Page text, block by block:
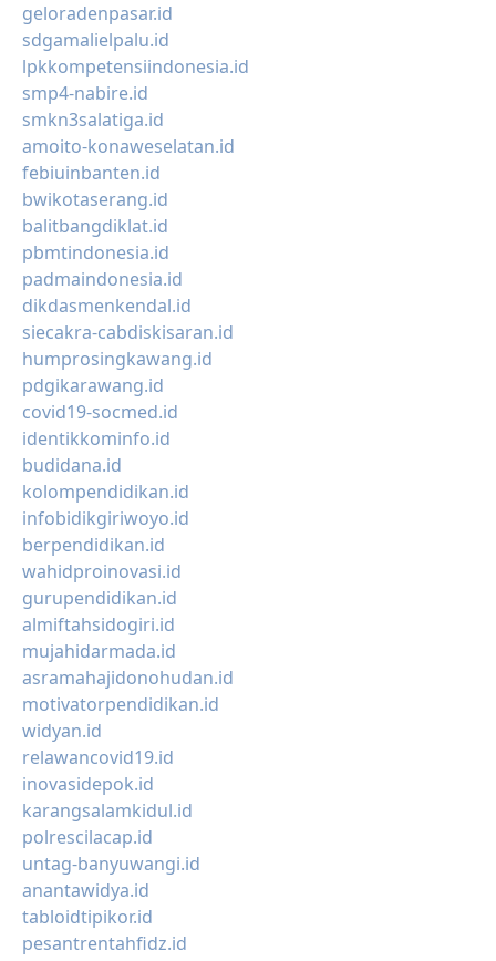
geloradenpasar.id
sdgamalielpalu.id
lpkkompetensiindonesia.id
smp4-nabire.id
smkn3salatiga.id
amoito-konaweselatan.id
febiuinbanten.id
bwikotaserang.id
balitbangdiklat.id
pbmtindonesia.id
padmaindonesia.id
dikdasmenkendal.id
siecakra-cabdiskisaran.id
humprosingkawang.id
pdgikarawang.id
covid19-socmed.id
identikkominfo.id
budidana.id
kolompendidikan.id
infobidikgiriwoyo.id
berpendidikan.id
wahidproinovasi.id
gurupendidikan.id
almiftahsidogiri.id
mujahidarmada.id
asramahajidonohudan.id
motivatorpendidikan.id
widyan.id
relawancovid19.id
inovasidepok.id
karangsalamkidul.id
polrescilacap.id
untag-banyuwangi.id
anantawidya.id
tabloidtipikor.id
pesantrentahfidz.id